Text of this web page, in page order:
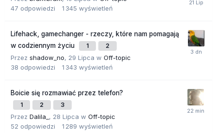
47 odpowiedzi 1 345 wyświetleń
Lifehack, gamechanger - rzeczy, które nam pomagają
w codziennym życiu
1 2
Przez shadow_no, 29 Lipca w Off-topic
38 odpowiedzi 1 343 wyświetleń
Boicie się rozmawiać przez telefon?
1 2 3
Przez Dalila_ , 28 Lipca w Off-topic
52 odpowiedzi 1 289 wyświetleń